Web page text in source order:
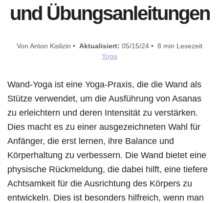
und Übungsanleitungen
Von Anton Kislizin • Aktualisiert: 05/15/24 • 8 min Lesezeit
Yoga
Wand-Yoga ist eine Yoga-Praxis, die die Wand als
Stütze verwendet, um die Ausführung von Asanas
zu erleichtern und deren Intensität zu verstärken.
Dies macht es zu einer ausgezeichneten Wahl für
Anfänger, die erst lernen, ihre Balance und
Körperhaltung zu verbessern. Die Wand bietet eine
physische Rückmeldung, die dabei hilft, eine tiefere
Achtsamkeit für die Ausrichtung des Körpers zu
entwickeln. Dies ist besonders hilfreich, wenn man